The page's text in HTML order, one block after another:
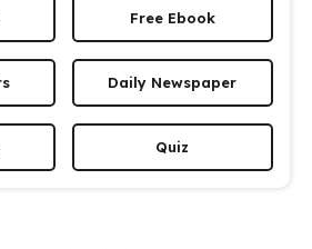
Free Ebook
Daily Newspaper
Quiz